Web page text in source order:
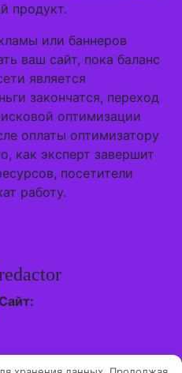
продукт.
или баннеров
ваш сайт, пока баланс
является
закончатся, переход
оптимизации
оплаты оптимизатору
как эксперт завершит
посетители
работу.